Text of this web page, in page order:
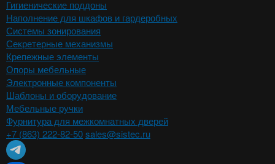
Гигиенические поддоны
Наполнение для шкафов и гардеробных
Системы зонирования
Секретерные механизмы
Крепежные элементы
Опоры мебельные
Электронные компоненты
Шаблоны и оборудование
Мебельные ручки
Фурнитура для межкомнатных дверей
+7 (863) 222-82-50sales@sistec.ru